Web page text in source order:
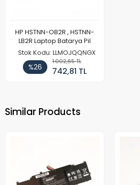
HP HSTNN-OB2R , HSTNN-
LB2R Laptop Batarya Pil
Stok Kodu: LLMOJQQNGX
%26
1.002,65 TL
742,81 TL
Similar Products